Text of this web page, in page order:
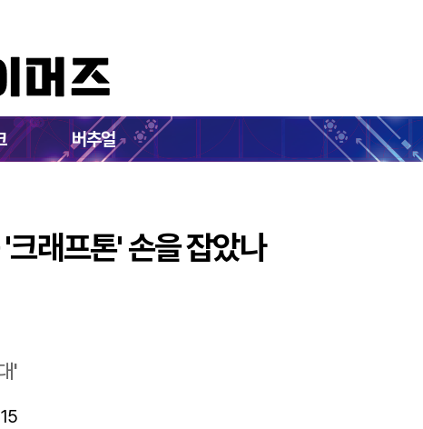
버추얼
K-게임 중 '크래프톤' 손을 잡았나
래프톤' 손을 잡았나
'